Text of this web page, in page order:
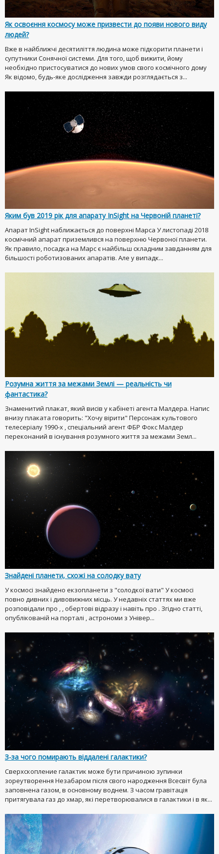
Як освоєння космосу може призвести до появи нового виду
людей?
Вже в найближчі десятиліття людина може підкорити планети і
супутники Сонячної системи. Для того, щоб вижити, йому
необхідно пристосуватися до нових умов свого космічного дому
Як відомо, будь-яке дослідження завжди розглядається з...
Яким був 2019 рік для апарату InSight на Червоній планеті?
Апарат InSight наближається до поверхні Марса У листопаді 2018
космічний апарат приземлився на поверхню Червоної планети.
Як правило, посадка на Марс є найбільш складним завданням для
більшості роботизованих апаратів. Але у випадк...
Розумна життя за межами Землі — реальність чи
фантастика?
Знаменитий плакат, який висів у кабінеті агента Малдера. Напис
внизу плаката говорить: "Хочу вірити" Персонаж культового
телесеріалу 1990-х , спеціальний агент ФБР Фокс Малдер
переконаний в існування розумного життя за межами Земл...
Знайдені планети, схожі на солодку вату
У космосі знайдено екзопланети з "солодкої вати" У космосі
повно дивних і дивовижних місць. У недавніх статтях ми вже
розповідали про , , обертові відразу і навіть про . Згідно статті,
опублікованій на порталі , астрономи з Універ...
З-за чого помирають віддалені галактики?
Сверхскопление галактик може бути причиною зупинки
зореутворення Незабаром після свого народження Всесвіт була
заповнена газом, в основному воднем. З часом гравітація
притягувала газ до хмар, які перетворювалися в галактики і в як...